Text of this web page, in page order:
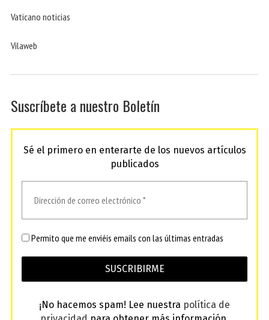
Vaticano noticias
Vilaweb
Suscríbete a nuestro Boletín
Sé el primero en enterarte de los nuevos artículos
publicados
Permito que me enviéis emails con las últimas entradas
¡No hacemos spam! Lee nuestra política de